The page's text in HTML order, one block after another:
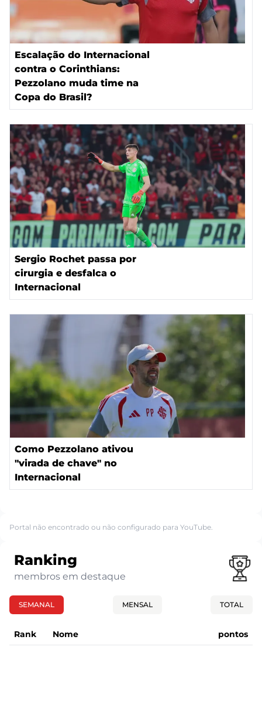
Escalação do Internacional
contra o Corinthians:
Pezzolano muda time na
Copa do Brasil?
Sergio Rochet passa por
cirurgia e desfalca o
Internacional
Como Pezzolano ativou
"virada de chave" no
Internacional
Portal não encontrado ou não configurado para YouTube.
Ranking
membros em destaque
SEMANAL MENSAL TOTAL
Rank Nome pontos